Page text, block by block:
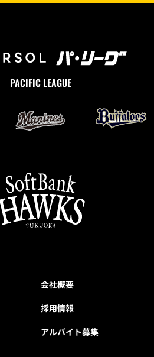
PACIFIC LEAGUE
会社概要
採用情報
アルバイト募集